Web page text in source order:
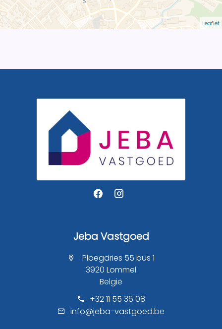
Leaflet
Jeba Vastgoed
Ploegdries 55 bus 1
3920 Lommel
België
+32 11 55 36 08
info@jeba-vastgoed.be